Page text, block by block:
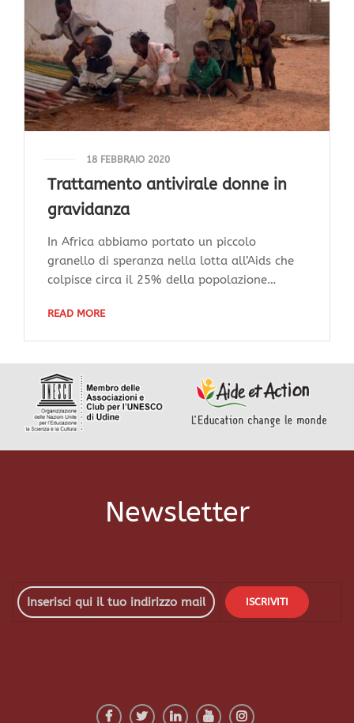
18 FEBBRAIO 2020
Trattamento antivirale donne in
gravidanza
In Africa abbiamo portato un piccolo
granello di speranza nella lotta all’Aids che
colpisce circa il 25% della popolazione…
READ MORE
Newsletter